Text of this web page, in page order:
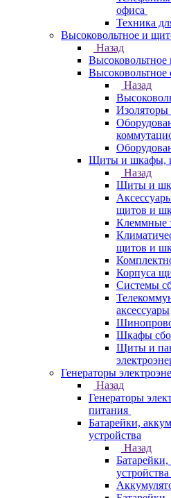
офиса
Техника
Высоковольтное и
Назад
Высоковольтное
Высоковольтное
Назад
Изоляторы
Щиты и шкафы,
Назад
Щиты и
щитов и
Клеммные
щитов и
Корпуса
Системы
аксессуары
Шкафы
Щиты и
Генераторы
Назад
Генераторы
питания
Батарейки,
устройства
Назад
устройства